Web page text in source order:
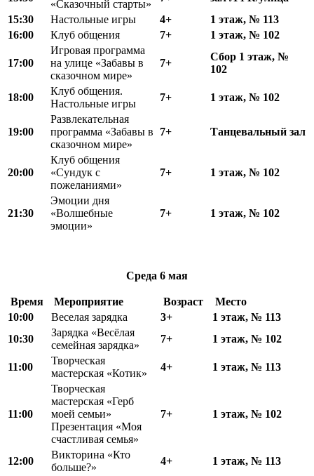
«Сказочный старты»
15:30
Настольные игры 4+
1 этаж, № 113
16:00
Клуб общения 7+ 1 этаж, № 102
17:00
Игровая программа
на улице «Забавы в
сказочном мире»
7+
Сбор 1 этаж, №
102
18:00
Клуб общения.
Настольные игры
7+ 1 этаж, № 102
19:00
Развлекательная
программа «Забавы в
сказочном мире»
7+ Танцевальный зал
20:00
Клуб общения
«Сундук с
пожеланиями»
7+ 1 этаж, № 102
21:30
Эмоции дня
«Волшебные
эмоции»
7+ 1 этаж, № 102
Среда 6 мая
Время Мероприятие Возраст
Место
10:00
Веселая зарядка 3+
1 этаж, № 113
10:30
Зарядка «Весёлая
семейная зарядка»
7+ 1 этаж, № 102
11:00
Творческая
мастерская «Котик»
4+ 1 этаж, № 113
11:00
Творческая
мастерская «Герб
моей семьи»
Презентация «Моя
счастливая семья»
7+ 1 этаж, № 102
12:00
Викторина «Кто
больше?»
4+ 1 этаж, № 113